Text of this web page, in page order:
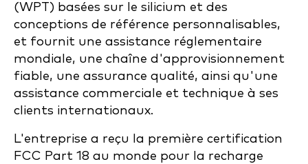
(WPT) basées sur le silicium et des
conceptions de référence personnalisables,
et fournit une assistance réglementaire
mondiale, une chaîne d'approvisionnement
fiable, une assurance qualité, ainsi qu'une
assistance commerciale et technique à ses
clients internationaux.
L'entreprise a reçu la première certification
FCC Part 18 au monde pour la recharge